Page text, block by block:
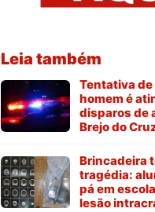
Leia também
Tentativa
homem é
disparos de
Brejo do
Brincadeira
tragédia:
pá em
lesão